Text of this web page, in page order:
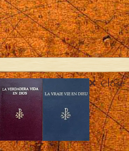
Close